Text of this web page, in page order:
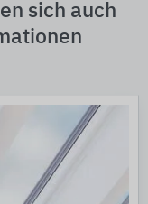
sich auch